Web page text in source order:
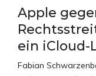
Apple
ein iCloud-
Fabian